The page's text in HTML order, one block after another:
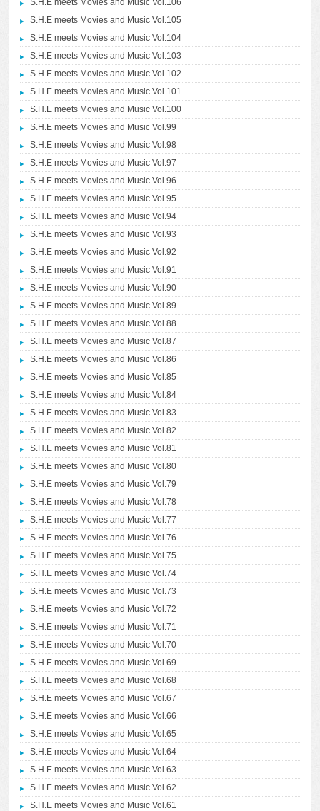
S.H.E meets Movies and Music Vol.105
S.H.E meets Movies and Music Vol.104
S.H.E meets Movies and Music Vol.103
S.H.E meets Movies and Music Vol.102
S.H.E meets Movies and Music Vol.101
S.H.E meets Movies and Music Vol.100
S.H.E meets Movies and Music Vol.99
S.H.E meets Movies and Music Vol.98
S.H.E meets Movies and Music Vol.97
S.H.E meets Movies and Music Vol.96
S.H.E meets Movies and Music Vol.95
S.H.E meets Movies and Music Vol.94
S.H.E meets Movies and Music Vol.93
S.H.E meets Movies and Music Vol.92
S.H.E meets Movies and Music Vol.91
S.H.E meets Movies and Music Vol.90
S.H.E meets Movies and Music Vol.89
S.H.E meets Movies and Music Vol.88
S.H.E meets Movies and Music Vol.87
S.H.E meets Movies and Music Vol.86
S.H.E meets Movies and Music Vol.85
S.H.E meets Movies and Music Vol.84
S.H.E meets Movies and Music Vol.83
S.H.E meets Movies and Music Vol.82
S.H.E meets Movies and Music Vol.81
S.H.E meets Movies and Music Vol.80
S.H.E meets Movies and Music Vol.79
S.H.E meets Movies and Music Vol.78
S.H.E meets Movies and Music Vol.77
S.H.E meets Movies and Music Vol.76
S.H.E meets Movies and Music Vol.75
S.H.E meets Movies and Music Vol.74
S.H.E meets Movies and Music Vol.73
S.H.E meets Movies and Music Vol.72
S.H.E meets Movies and Music Vol.71
S.H.E meets Movies and Music Vol.70
S.H.E meets Movies and Music Vol.69
S.H.E meets Movies and Music Vol.68
S.H.E meets Movies and Music Vol.67
S.H.E meets Movies and Music Vol.66
S.H.E meets Movies and Music Vol.65
S.H.E meets Movies and Music Vol.64
S.H.E meets Movies and Music Vol.63
S.H.E meets Movies and Music Vol.62
S.H.E meets Movies and Music Vol.61